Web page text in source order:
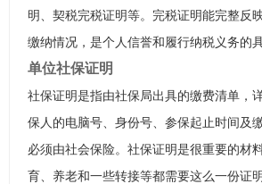
明、契税完税证明等。完税证明能完整反
缴纳情况，是个人信誉和履行纳税义务的具
单位社保证明
社保证明是指由社保局出具的缴费清单，
保人的电脑号、身份号、参保起止时间及
必须由社会保险。社保证明是很重要的材
育、养老和一些转接等都需要这么一份证明